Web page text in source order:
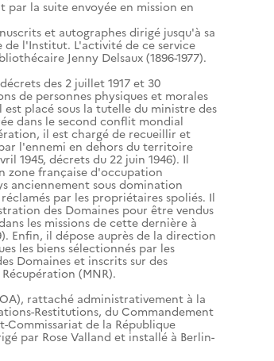
par la suite envoyée en mission en
et autographes dirigé jusqu'à sa
de l'Institut. L'activité de ce service
Jenny Delsaux (1896-1977).
des 2 juillet 1917 et 30
de personnes physiques et morales
placé sous la tutelle du ministre des
dans le second conflit mondial
il est chargé de recueillir et
l'ennemi en dehors du territoire
1945, décrets du 22 juin 1946). Il
zone française d'occupation
anciennement sous domination
par les propriétaires spoliés. Il
des Domaines pour être vendus
les missions de cette dernière à
Enfin, il dépose auprès de la direction
les biens sélectionnés par les
Domaines et inscrits sur des
(MNR).
rattaché administrativement à la
Restitutions, du Commandement
Commissariat de la République
par Rose Valland et installé à Berlin-